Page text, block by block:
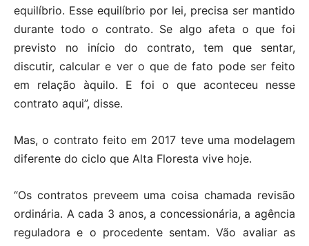
equilíbrio. Esse equilíbrio por lei, precisa ser mantido
durante todo o contrato. Se algo afeta o que foi
previsto no início do contrato, tem que sentar,
discutir, calcular e ver o que de fato pode ser feito
em relação àquilo. E foi o que aconteceu nesse
contrato aqui”, disse.
Mas, o contrato feito em 2017 teve uma modelagem
diferente do ciclo que Alta Floresta vive hoje.
“Os contratos preveem uma coisa chamada revisão
ordinária. A cada 3 anos, a concessionária, a agência
reguladora e o procedente sentam. Vão avaliar as